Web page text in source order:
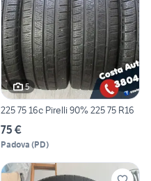
5
225 75 16c Pirelli 90% 225 75 R16
75 €
Padova (PD)